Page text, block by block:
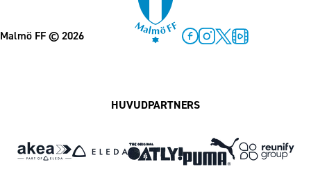
Malmö FF© 2026
HUVUDPARTNERS